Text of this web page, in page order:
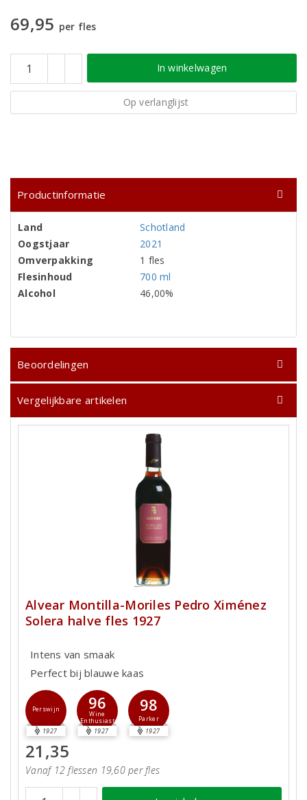
69,95 per fles
In winkelwagen
Op verlanglijst
Productinformatie
Land
Schotland
Oogstjaar
2021
Omverpakking
1 fles
Flesinhoud
700 ml
Alcohol
46,00%
Beoordelingen
Vergelijkbare artikelen
Alvear Montilla-Moriles Pedro Ximénez
Solera halve fles 1927
Intens van smaak
Perfect bij blauwe kaas
Perswijn
1927
96
Wine
Enthusiast
1927
98
Parker
1927
21,35
Vanaf 12 flessen 19,60 per fles